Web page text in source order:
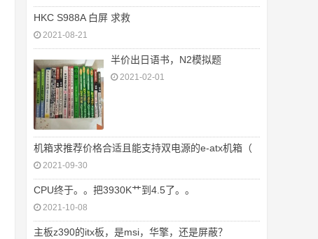
HKC S988A 白屏 求救
2021-08-21
半价出日语书，N2模拟题
2021-02-01
机箱求推荐价格合适且能支持双电源的e-atx机箱（
2021-09-30
CPU终于。。把3930K艹到4.5了。。
2021-10-08
主板z390的itx板，是msi，华擎，还是屏蔽？